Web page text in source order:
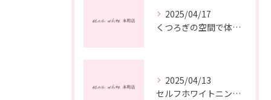
2025/04/17
くつろぎの空間で体験するセルフホワイトニングの魅力
2025/04/13
セルフホワイトニングで自信を高める方法